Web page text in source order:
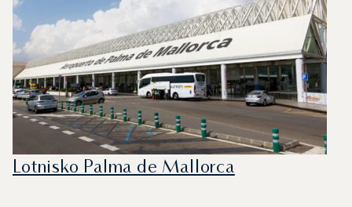
Lotnisko Palma de Mallorca